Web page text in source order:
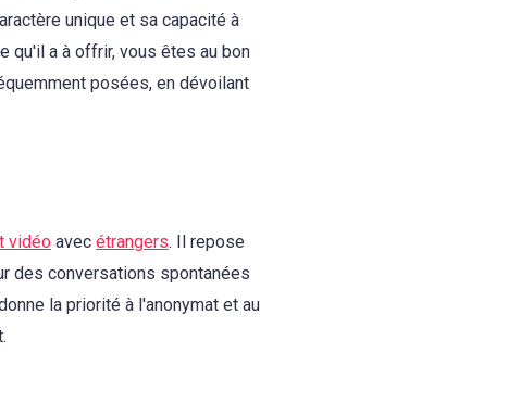
unique et sa capacité à
qu'il a à offrir, vous êtes au bon
posées, en dévoilant
vidéo avec étrangers. Il repose
des conversations spontanées
la priorité à l'anonymat et au